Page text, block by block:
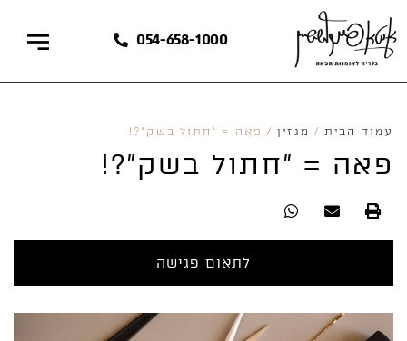
054-658-1000
עמוד הבית/ מגזין/ פאה = "חתול בשק"?!
פאה = "חתול בשק"?!
לתאום פגישה